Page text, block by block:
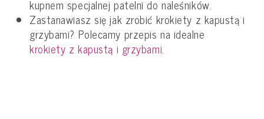
kupnem specjalnej patelni do naleśników.
Zastanawiasz się jak zrobić krokiety z kapustą i
grzybami? Polecamy przepis na idealne
krokiety z kapustą i grzybami.